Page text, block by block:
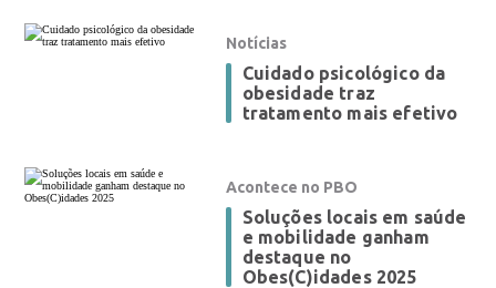
Notícias
Cuidado psicológico da
obesidade traz
tratamento mais efetivo
Acontece no PBO
Soluções locais em saúde
e mobilidade ganham
destaque no
Obes(C)idades 2025